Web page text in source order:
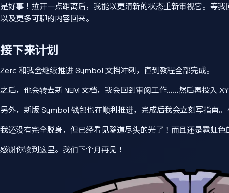
是好事！拉开一点距离后，我能以更清新的状态重新审视它。等我
以及更多可聊的内容回来。
接下来计划
Zero 和我会继续推进 Symbol 文档冲刺，直到教程全部完成。
之后，他会转去新 NEM 文档，我会回到审阅工作……然后再投入
另外，新版 Symbol 钱包也在顺利推进，完成后我会立刻写指南。
我还没有完全脱身，但已经看见隧道尽头的光了！而且还是霓虹色
感谢你读到这里。我们下个月再见！